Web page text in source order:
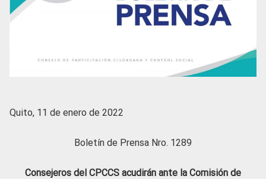
Quito, 11 de enero de 2022
Boletín de Prensa Nro. 1289
Consejeros del CPCCS acudirán ante la Comisión de